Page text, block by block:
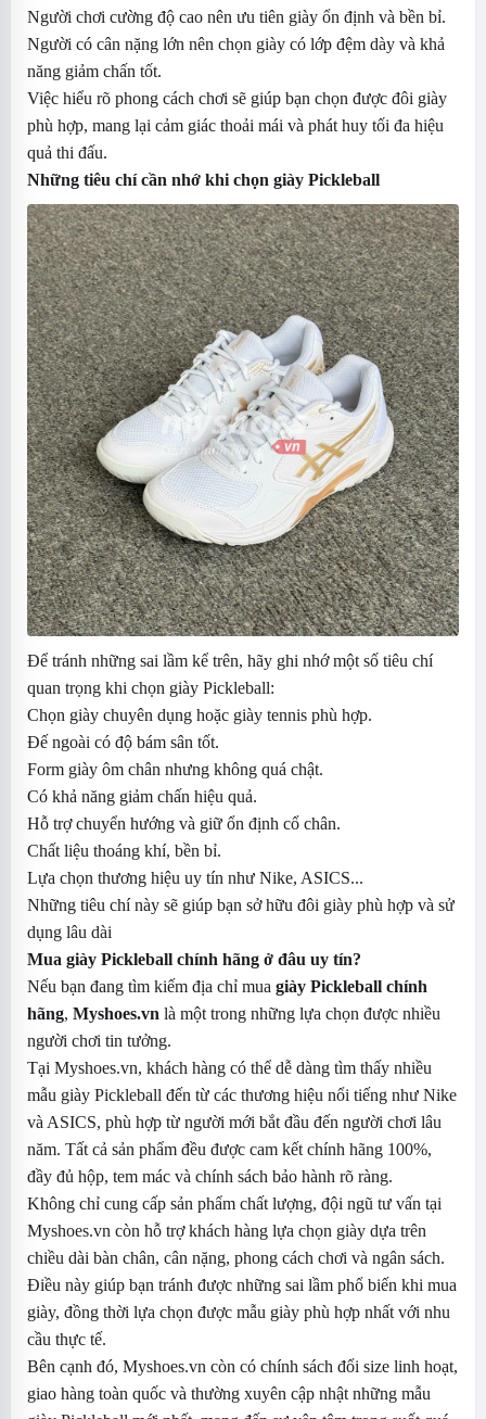
Người chơi cường độ cao nên ưu tiên giày ổn định và bền bỉ.
Người có cân nặng lớn nên chọn giày có lớp đệm dày và khả
năng giảm chấn tốt.
Việc hiểu rõ phong cách chơi sẽ giúp bạn chọn được đôi giày
phù hợp, mang lại cảm giác thoải mái và phát huy tối đa hiệu
quả thi đấu.
Những tiêu chí cần nhớ khi chọn giày Pickleball
Để tránh những sai lầm kể trên, hãy ghi nhớ một số tiêu chí
quan trọng khi chọn giày Pickleball:
Chọn giày chuyên dụng hoặc giày tennis phù hợp.
Đế ngoài có độ bám sân tốt.
Form giày ôm chân nhưng không quá chật.
Có khả năng giảm chấn hiệu quả.
Hỗ trợ chuyển hướng và giữ ổn định cổ chân.
Chất liệu thoáng khí, bền bỉ.
Lựa chọn thương hiệu uy tín như Nike, ASICS...
Những tiêu chí này sẽ giúp bạn sở hữu đôi giày phù hợp và sử
dụng lâu dài
Mua giày Pickleball chính hãng ở đâu uy tín?
Nếu bạn đang tìm kiếm địa chỉ mua giày Pickleball chính
hãng, Myshoes.vn là một trong những lựa chọn được nhiều
người chơi tin tưởng.
Tại Myshoes.vn, khách hàng có thể dễ dàng tìm thấy nhiều
mẫu giày Pickleball đến từ các thương hiệu nổi tiếng như Nike
và ASICS, phù hợp từ người mới bắt đầu đến người chơi lâu
năm. Tất cả sản phẩm đều được cam kết chính hãng 100%,
đầy đủ hộp, tem mác và chính sách bảo hành rõ ràng.
Không chỉ cung cấp sản phẩm chất lượng, đội ngũ tư vấn tại
Myshoes.vn còn hỗ trợ khách hàng lựa chọn giày dựa trên
chiều dài bàn chân, cân nặng, phong cách chơi và ngân sách.
Điều này giúp bạn tránh được những sai lầm phổ biến khi mua
giày, đồng thời lựa chọn được mẫu giày phù hợp nhất với nhu
cầu thực tế.
Bên cạnh đó, Myshoes.vn còn có chính sách đổi size linh hoạt,
giao hàng toàn quốc và thường xuyên cập nhật những mẫu